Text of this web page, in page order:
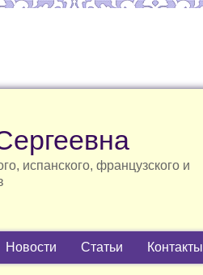
испанского, французского и
Новости Статьи Контакты